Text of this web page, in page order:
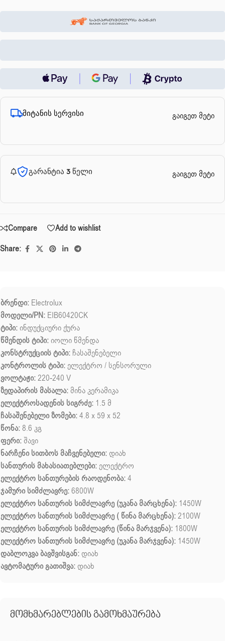
მიტანის სერვისი გაიგეთ მეტი
გარანტია 3 წელი გაიგეთ მეტი
Compare
Add to wishlist
Share:
ბრენდი: Electrolux
მოდელი/PN: EIB60420CK
ტიპი:ინდუქციური ქურა
წმენდის ტიპი:იოლი წმენდა
კონსტრუქციის ტიპი: ჩასაშენებელი
კონტროლის ტიპი:ელექტრო / სენსორული
ვოლტაჟი:220-240 V
ზედაპირის მასალა: მინა კერამიკა
ელექტროსადენის სიგრძე: 1.5 მ
ჩასაშენებელი ზომები:4.8 x 59 x 52
წონა:8.6 კგ
ფერი:შავი
ნარჩენი სითბოს მაჩვენებელი: დიახ
სანთურის მახასიათებლები:ელექტრო
ელექტრო სანთურების რაოდენობა:4
ჯამური სიმძლავრე:6800W
ელექტრო სანთურის სიმძლავრე (უკანა მარცხენა): 1450W
ელექტრო სანთურის სიმძლავრე ( წინა მარცხენა):2100W
ელექტრო სანთურის სიმძლავრე (წინა მარჯვენა): 1800W
ელექტრო სანთურის სიმძლავრე (უკანა მარჯვენა): 1450W
დაბლოკვა ბავშვისგან: დიახ
ავტომატური გათიშვა: დიახ
მომხმარებლების გამოხმაურება